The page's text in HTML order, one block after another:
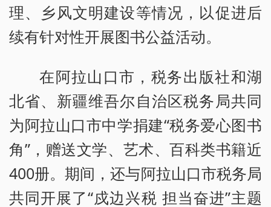
理、乡风文明建设等情况，以促进后
续有针对性开展图书公益活动。
在阿拉山口市，税务出版社和湖
北省、新疆维吾尔自治区税务局共同
为阿拉山口市中学捐建“税务爱心图书
角”，赠送文学、艺术、百科类书籍近
400册。期间，还与阿拉山口市税务局
共同开展了“戍边兴税 担当奋进”主题